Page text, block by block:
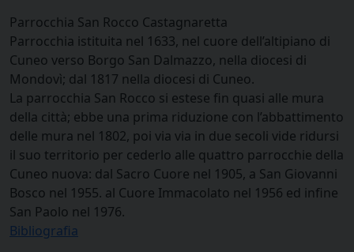
Parrocchia San Rocco Castagnaretta
Parrocchia istituita nel 1633, nel cuore dell’altipiano di
Cuneo verso Borgo San Dalmazzo, nella diocesi di
Mondovì; dal 1817 nella diocesi di Cuneo.
La parrocchia San Rocco si estese fin quasi alle mura
della città; ebbe una prima riduzione con l’abbattimento
delle mura nel 1802, poi via via in due secoli vide ridursi
il suo territorio per cederlo alle quattro parrocchie della
Cuneo nuova: dal Sacro Cuore nel 1905, a San Giovanni
Bosco nel 1955. al Cuore Immacolato nel 1956 ed infine
San Paolo nel 1976.
Bibliografia